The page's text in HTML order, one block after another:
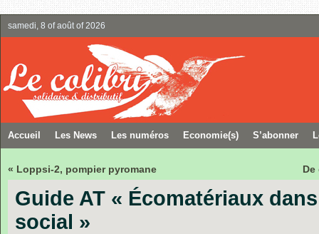
samedi, 8 of août of 2026
Accueil Les News Les numéros Economie(s) S’abonner
« Loppsi-2, pompier pyromane
Guide AT « Écomatériaux
social »